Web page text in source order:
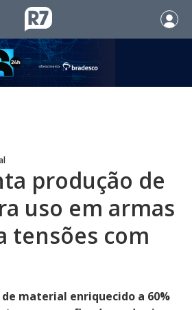
produção de
uso em armas
tensões com
material enriquecido a 60%